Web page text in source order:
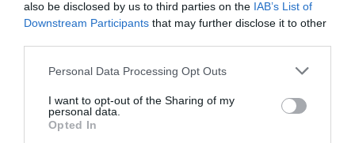
also be disclosed by us to third parties on the IAB’s List of
Downstream Participants that may further disclose it to other
Please note that this website/app uses one or more Google
not limited to your visit or usage behaviour. You may click to
grant or deny consent to Google and its third-party tags to
use your data for below specified purposes in below Google
Personal Data Processing Opt Outs
I want to opt-out of the Sharing of my
personal data.
Opted In
a szakmunkásképzős időszak
Ennyi magyarnak van kétmillió forintot meghaladó
havi nyugdíja
nyugdíj németország nyugdíjas fizetés
vendégmunkás